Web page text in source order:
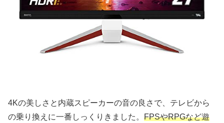
4Kの美しさと内蔵スピーカーの音の良さで、テレビから
の乗り換えに一番しっくりきました。 FPSやRPGなど遊